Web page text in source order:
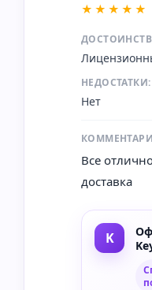
★★★★★
НЕДОСТАТКИ:
Нет
Все
доставка